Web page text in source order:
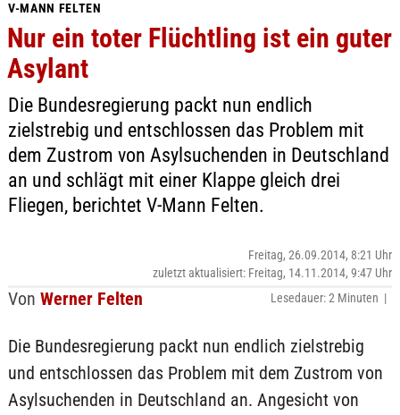
V-MANN FELTEN
Nur ein toter Flüchtling ist ein guter
Asylant
Die Bundesregierung packt nun endlich
zielstrebig und entschlossen das Problem mit
dem Zustrom von Asylsuchenden in Deutschland
an und schlägt mit einer Klappe gleich drei
Fliegen, berichtet V-Mann Felten.
Von Werner Felten
Freitag, 26.09.2014, 8:21 Uhr
zuletzt aktualisiert: Freitag, 14.11.2014, 9:47 Uhr
Lesedauer: 2 Minuten |
Die Bundesregierung packt nun endlich zielstrebig
und entschlossen das Problem mit dem Zustrom von
Asylsuchenden in Deutschland an. Angesicht von